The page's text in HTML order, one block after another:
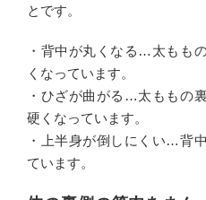
とです。
・背中が丸くなる…太もも
くなっています。
・ひざが曲がる…太ももの
硬くなっています。
・上半身が倒しにくい…背
ています。